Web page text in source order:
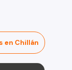
en Chillán